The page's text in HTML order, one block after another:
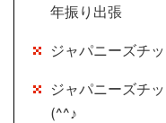
年振り出張
ジャパニーズチ
ジャパニーズチ
(^^♪